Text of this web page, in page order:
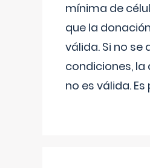
mínima de
que la
válida. Si no se
condiciones, la
no es válida. Es